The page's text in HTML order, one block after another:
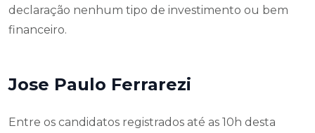
declaração nenhum tipo de investimento ou bem
financeiro.
Jose Paulo Ferrarezi
Entre os candidatos registrados até as 10h desta